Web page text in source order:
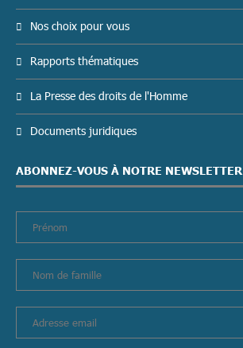
Nos choix pour vous
Rapports thématiques
La Presse des droits de l'Homme
Documents juridiques
ABONNEZ-VOUS À NOTRE NEWSLETTER